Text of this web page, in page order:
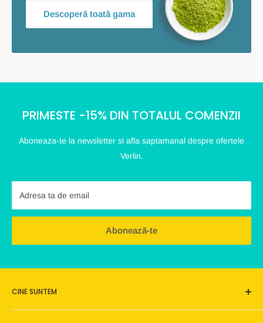
Descoperă toată gama
PRIMESTE -15% DIN TOTALUL COMENZII
Aboneaza-te la newsletter si afla saptamanal despre ofertele
Verlin.
Adresa ta de email
Abonează-te
CINE SUNTEM